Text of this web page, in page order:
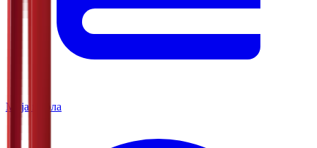
Моја школа